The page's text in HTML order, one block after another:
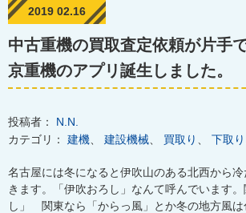
2019 02.16
中古重機の買取査定依頼が片手
京重機のアプリ誕生しました。
投稿者： N.N.
カテゴリ： 建機 建設機械 買取り 下取り
名古屋には冬になると伊吹山のある北西から
きます。「伊吹おろし」なんて呼んでいます
し」 関東なら「からっ風」とか冬の地方風